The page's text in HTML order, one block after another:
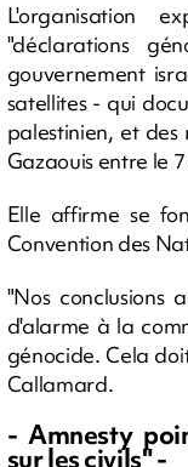
L'organisation
"déclarations
gouvernement
satellites - qui
palestinien, et
Gazaouis entre le
Elle affirme se
Convention des
"Nos conclusions
d'alarme à la
génocide. Cela
Callamard.
- Amnesty
sur les civils" -